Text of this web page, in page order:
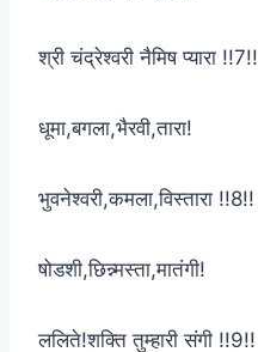
श्री चंद्रेश्वरी नैमिष प्यारा !!7!!
धूमा,बगला,भैरवी,तारा!
भुवनेश्वरी,कमला,विस्तारा !!8!!
षोडशी,छिन्न्मस्ता,मातंगी!
ललिते!शक्ति तुम्हारी संगी !!9!!